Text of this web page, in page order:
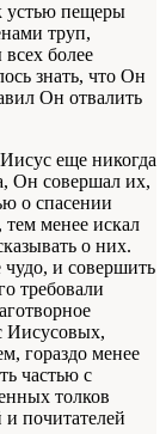
устью пещеры
труп,
более
знать, что Он
Он отвалить
еще никогда
Он совершал их,
о спасении
тем менее искал
о них.
чудо, и совершить
требовали
Иисусовых,
гораздо менее
частью с
толков
почитателей